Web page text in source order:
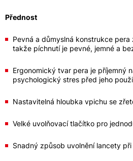
Přednost
Pevná a důmyslná konstrukce pera
takže píchnutí je pevné, jemné a
Ergonomický tvar pera je příjemný
psychologický stres před jeho
Nastavitelná hloubka vpichu se
Velké uvolňovací tlačítko pro
Snadný způsob uvolnění lancety